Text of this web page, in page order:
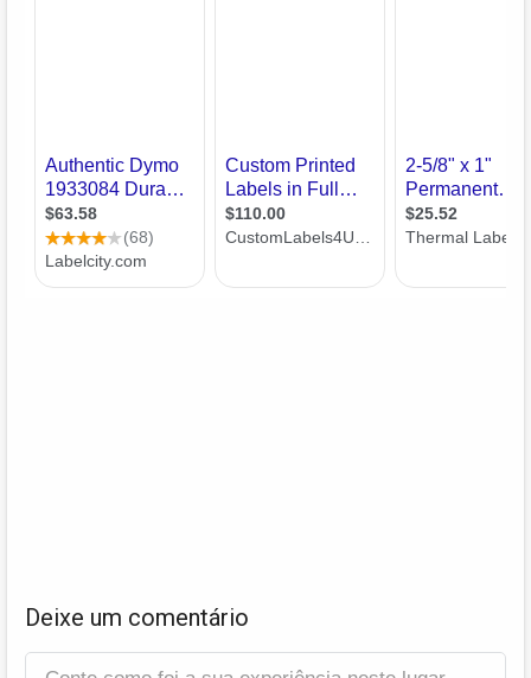
Deixe um comentário